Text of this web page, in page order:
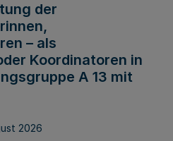
der
– als
Koordinatoren in
A 13 mit
2026